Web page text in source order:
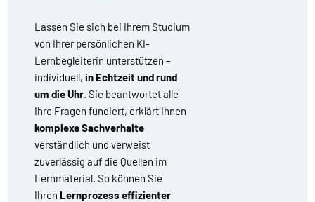
Lassen Sie sich bei Ihrem Studium
von Ihrer persönlichen KI-
Lernbegleiterin unterstützen –
individuell, in Echtzeit und rund
um die Uhr. Sie beantwortet alle
Ihre Fragen fundiert, erklärt Ihnen
komplexe Sachverhalte
verständlich und verweist
zuverlässig auf die Quellen im
Lernmaterial. So können Sie
Ihren Lernprozess effizienter